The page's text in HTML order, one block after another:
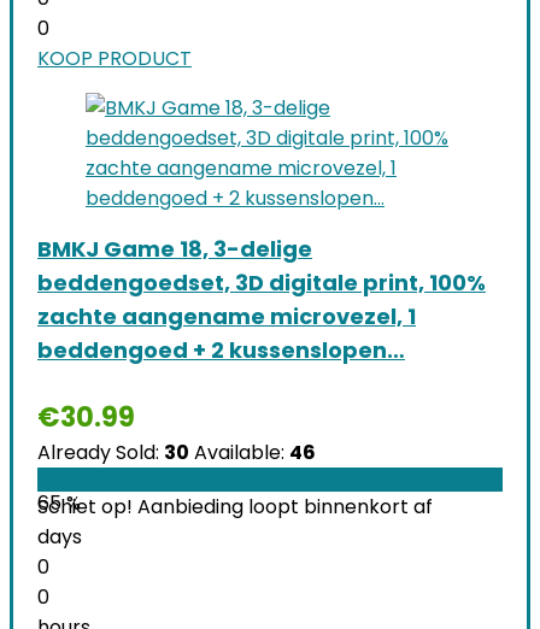
0
KOOP PRODUCT
BMKJ Game 18, 3-delige
beddengoedset, 3D digitale print, 100%
zachte aangename microvezel, 1
beddengoed + 2 kussenslopen…
€30.99
Already Sold: 30 Available: 46
65 %
Schiet op! Aanbieding loopt binnenkort af
days
0
0